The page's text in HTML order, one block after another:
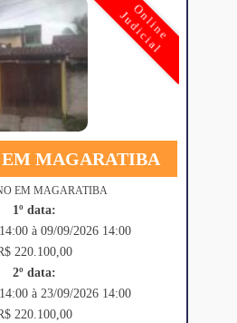
Online
Judicial
MAGARATIBA
EM MAGARATIBA
1º data:
à 09/09/2026 14:00
220.100,00
2º data:
à 23/09/2026 14:00
220.100,00